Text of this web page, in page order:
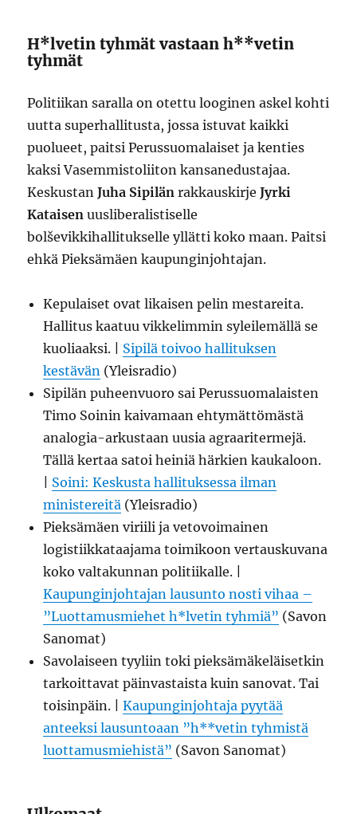
H*lvetin tyhmät vastaan h**vetin
tyhmät
Politiikan saralla on otettu looginen askel kohti
uutta superhallitusta, jossa istuvat kaikki
puolueet, paitsi Perussuomalaiset ja kenties
kaksi Vasemmistoliiton kansanedustajaa.
KeskustanJuha Sipilän rakkauskirjeJyrki
Kataisen uusliberalistiselle
bolševikkihallitukselle yllätti koko maan. Paitsi
ehkä Pieksämäen kaupunginjohtajan.
Kepulaiset ovat likaisen pelin mestareita.
Hallitus kaatuu vikkelimmin syleilemällä se
kuoliaaksi. | Sipilä toivoo hallituksen
kestävän (Yleisradio)
Sipilän puheenvuoro sai Perussuomalaisten
Timo Soinin kaivamaan ehtymättömästä
analogia-arkustaan uusia agraaritermejä.
Tällä kertaa satoi heiniä härkien kaukaloon.
Soini: Keskusta hallituksessa ilman
ministereitä (Yleisradio)
Pieksämäen viriili ja vetovoimainen
logistiikkataajama toimikoon vertauskuvana
koko valtakunnan politiikalle. |
Kaupunginjohtajan lausunto nosti vihaa –
”Luottamusmiehet h*lvetin tyhmiä” (Savon
Sanomat)
Savolaiseen tyyliin toki pieksämäkeläisetkin
tarkoittavat päinvastaista kuin sanovat. Tai
toisinpäin. |Kaupunginjohtaja pyytää
anteeksi lausuntoaan ”h**vetin tyhmistä
luottamusmiehistä” (Savon Sanomat)